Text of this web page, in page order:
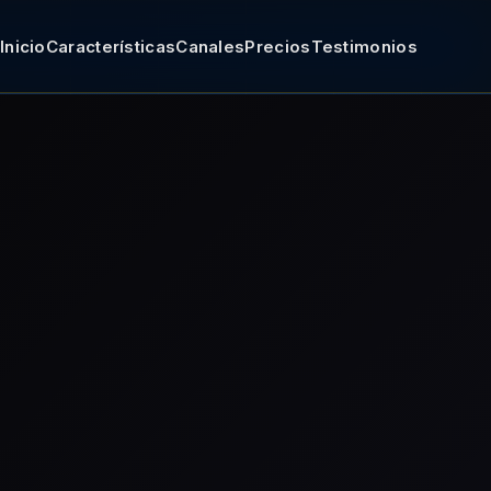
InicioCaracterísticasCanalesPreciosTestimonios